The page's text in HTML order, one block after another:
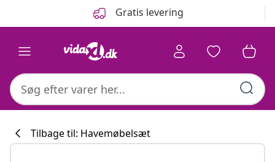
Gratis levering
Tilbage til: Havemøbelsæt